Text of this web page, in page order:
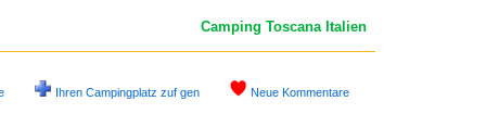
Camping ToscanaItalien
Ihren Campingplatz zuf gen Neue Kommentare